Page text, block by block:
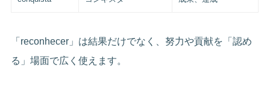
「reconhecer」は結果だけでなく、努力や貢献を「認め
る」場面で広く使えます。